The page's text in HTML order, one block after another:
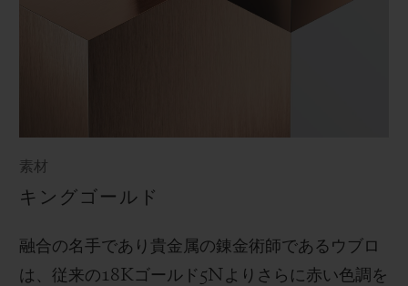
素材
キングゴールド
融合の名手であり貴金属の錬金術師であるウブロ
は、従来の18Kゴールド 5N よりさらに赤い色調を